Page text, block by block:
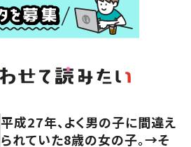
平成27年、よく男の子に間違え
られていた8歳の女の子。→そ